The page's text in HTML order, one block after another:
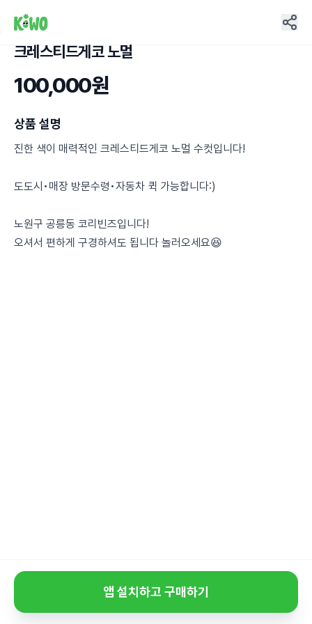
크레스티드게코 노멀
100,000원
상품 설명
진한 색이 매력적인 크레스티드게코 노멀 수컷입니다!
도도시•매장 방문수령•자동차 퀵 가능합니다:)
노원구 공릉동 코리빈즈입니다!
오셔서 편하게 구경하셔도 됩니다 놀러오세요😆
앱 설치하고 구매하기